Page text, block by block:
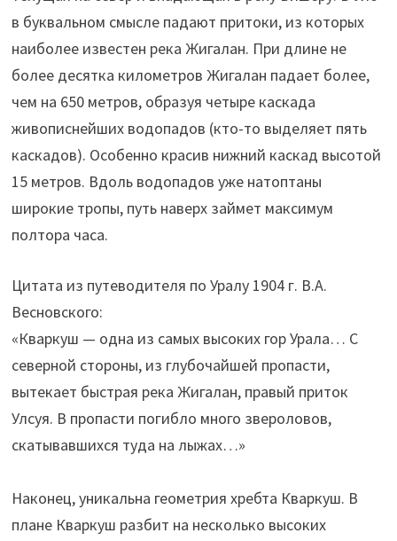
в буквальном смысле падают притоки, из которых
наиболее известен река Жигалан. При длине не
более десятка километров Жигалан падает более,
чем на 650 метров, образуя четыре каскада
живописнейших водопадов (кто-то выделяет пять
каскадов). Особенно красив нижний каскад высотой
15 метров. Вдоль водопадов уже натоптаны
широкие тропы, путь наверх займет максимум
полтора часа.
Цитата из путеводителя по Уралу 1904 г. В.А.
Весновского:
«Кваркуш — одна из самых высоких гор Урала… С
северной стороны, из глубочайшей пропасти,
вытекает быстрая река Жигалан, правый приток
Улсуя. В пропасти погибло много звероловов,
скатывавшихся туда на лыжах…»
Наконец, уникальна геометрия хребта Кваркуш. В
плане Кваркуш разбит на несколько высоких